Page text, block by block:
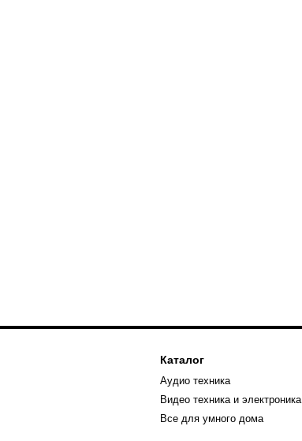
Каталог
Аудио техника
Видео техника и электроника
Все для умного дома